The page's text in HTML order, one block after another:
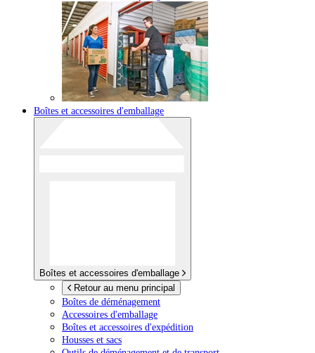
Boîtes et accessoires d'emballage
Boîtes et accessoires d'emballage
Retour au menu principal
Boîtes de déménagement
Accessoires d'emballage
Boîtes et accessoires d'expédition
Housses et sacs